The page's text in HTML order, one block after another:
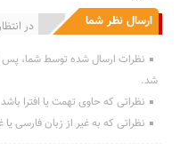
ارسال نظر شما در انتشار یافته : 0
نظرات ارسال شده توسط شما، پس
شد.
نظراتی که حاوی تهمت یا افترا
نظراتی که به غیر از زبان فارسی